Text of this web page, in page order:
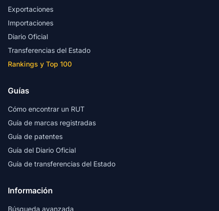
Exportaciones
Importaciones
Diario Oficial
Transferencias del Estado
Rankings y Top 100
Guías
Cómo encontrar un RUT
Guía de marcas registradas
Guía de patentes
Guía del Diario Oficial
Guía de transferencias del Estado
Información
Búsqueda avanzada